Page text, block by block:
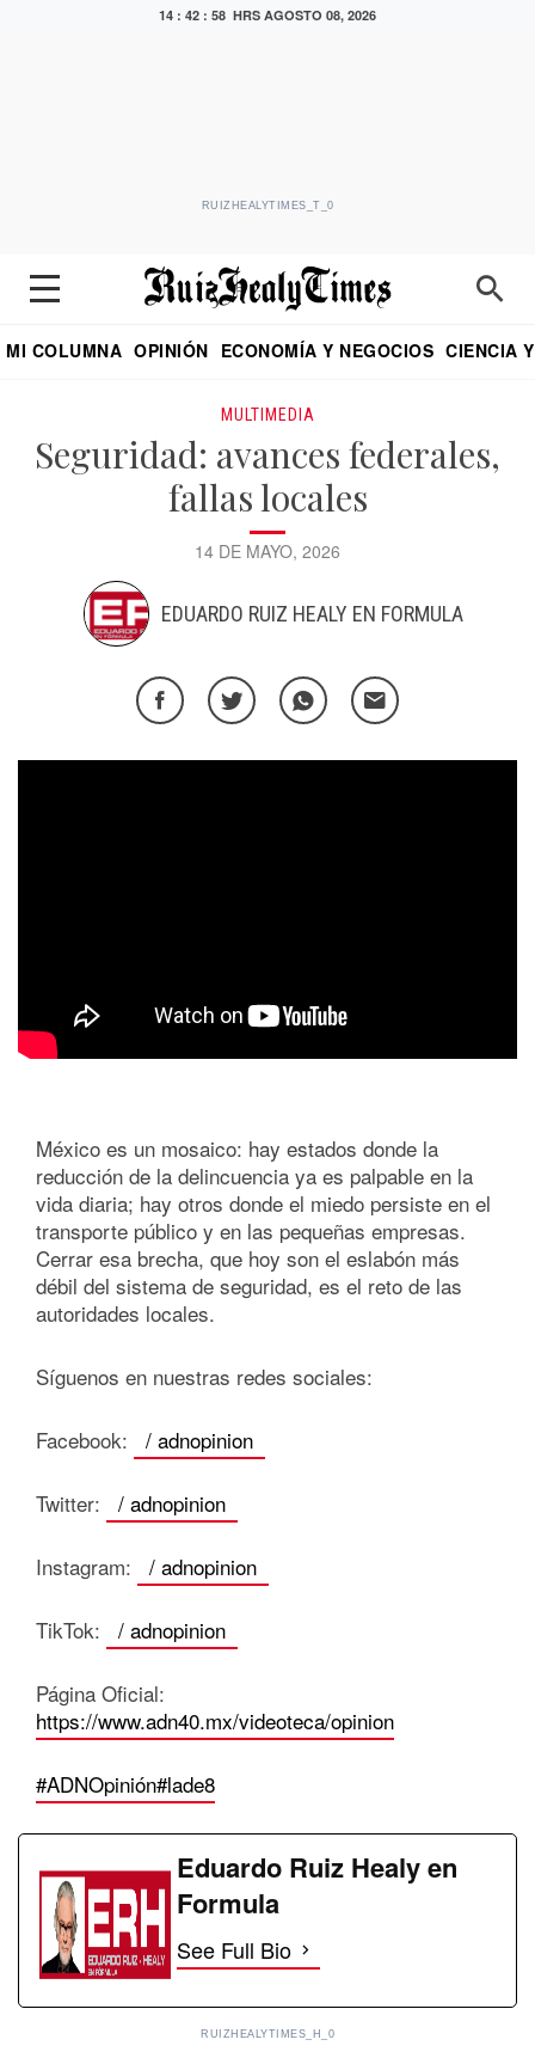
14 : 42 : 58 HRS AGOSTO 08, 2026
RUIZHEALYTIMES_T_0
MI COLUMNA OPINIÓN ECONOMÍA Y NEGOCIOS CIENCIA
MULTIMEDIA
Seguridad: avances federales,
fallas locales
14 DE MAYO, 2026
EDUARDO RUIZ HEALY EN FORMULA
México es un mosaico: hay estados donde la
reducción de la delincuencia ya es palpable en la
vida diaria; hay otros donde el miedo persiste en el
transporte público y en las pequeñas empresas.
Cerrar esa brecha, que hoy son el eslabón más
débil del sistema de seguridad, es el reto de las
autoridades locales.
Síguenos en nuestras redes sociales:
Facebook: / adnopinion
Twitter: / adnopinion
Instagram: / adnopinion
TikTok: / adnopinion
Página Oficial:
https://www.adn40.mx/videoteca/opinion
#ADNOpinión#lade8
Eduardo Ruiz Healy en
Formula
See Full Bio
RUIZHEALYTIMES_H_0